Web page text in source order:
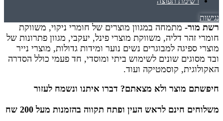
נגישות
רשת מור- מתמחה במגוון מוצרים של חומרי ניקוי, משווקת
חומרי זהר דליה, משווקת מוצרי פינל, יעקבי, מגוון פתרונות של
מוצרי ספיגה למבוגרים נשים נוער ומידות גדולות, מוצרי נייר
ובד מסוגים שונים לשימוש ביתי ומוסדי, חד פעמי כולל הסדרה
האקולוגית, קוסמטיקה ועוד.
חיפשתם מוצר ולא מצאתם? דברו איתנו ונשמח לעזור
משלוחים חינם לראש העין ופתח תקווה בהזמנות מעל 200 שח